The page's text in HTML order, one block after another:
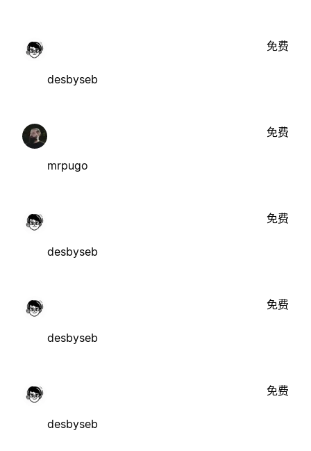
desbyseb
免费
mrpugo
免费
desbyseb
免费
desbyseb
免费
desbyseb
免费